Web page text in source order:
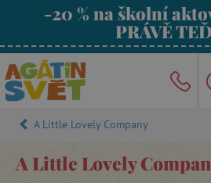
-20 % na školní
PRÁVĚ
A Little Lovely Company
A Little Lovely